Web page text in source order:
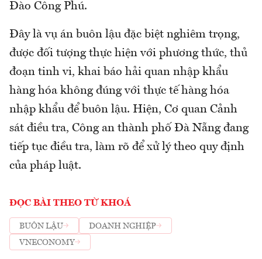
Đào Công Phú.
Đây là vụ án buôn lậu đặc biệt nghiêm trọng,
được đối tượng thực hiện với phương thức, thủ
đoạn tinh vi, khai báo hải quan nhập khẩu
hàng hóa không đúng với thực tế hàng hóa
nhập khẩu để buôn lậu. Hiện, Cơ quan Cảnh
sát điều tra, Công an thành phố Đà Nẵng đang
tiếp tục điều tra, làm rõ để xử lý theo quy định
của pháp luật.
ĐỌC BÀI THEO TỪ KHOÁ
BUÔN LẬU
DOANH NGHIỆP
VNECONOMY